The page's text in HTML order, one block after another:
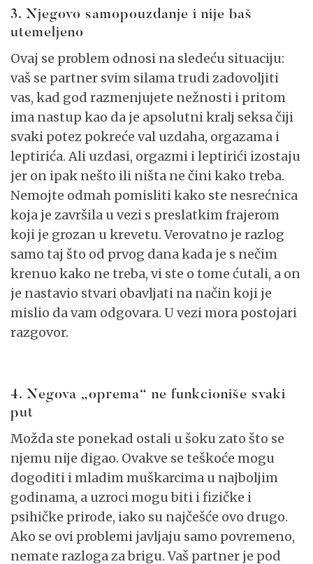
3. Njegovo samopouzdanje i nije baš
utemeljeno
Ovaj se problem odnosi na sledeću situaciju:
vaš se partner svim silama trudi zadovoljiti
vas, kad god razmenjujete nežnosti i pritom
ima nastup kao da je apsolutni kralj seksa čiji
svaki potez pokreće val uzdaha, orgazama i
leptirića. Ali uzdasi, orgazmi i leptirići izostaju
jer on ipak nešto ili ništa ne čini kako treba.
Nemojte odmah pomisliti kako ste nesrećnica
koja je završila u vezi s preslatkim frajerom
koji je grozan u krevetu. Verovatno je razlog
samo taj što od prvog dana kada je s nečim
krenuo kako ne treba, vi ste o tome ćutali, a on
je nastavio stvari obavljati na način koji je
mislio da vam odgovara. U vezi mora postojari
razgovor.
4. Negova „oprema“ ne funkcioniše svaki
put
Možda ste ponekad ostali u šoku zato što se
njemu nije digao. Ovakve se teškoće mogu
dogoditi i mladim muškarcima u najboljim
godinama, a uzroci mogu biti i fizičke i
psihičke prirode, iako su najčešće ovo drugo.
Ako se ovi problemi javljaju samo povremeno,
nemate razloga za brigu. Vaš partner je pod